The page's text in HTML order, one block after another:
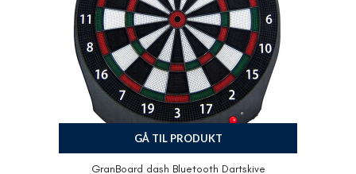
GÅ TIL PRODUKT
GranBoard dash Bluetooth Dartskive